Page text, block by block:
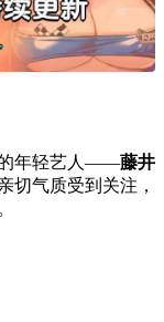
的年轻艺人——藤井
切气质受到关注，